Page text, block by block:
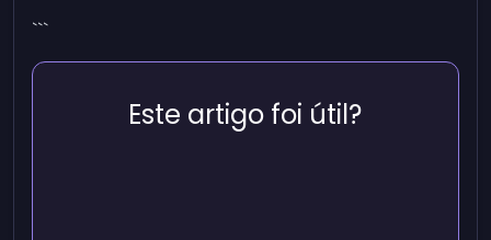
```
Este artigo foi útil?